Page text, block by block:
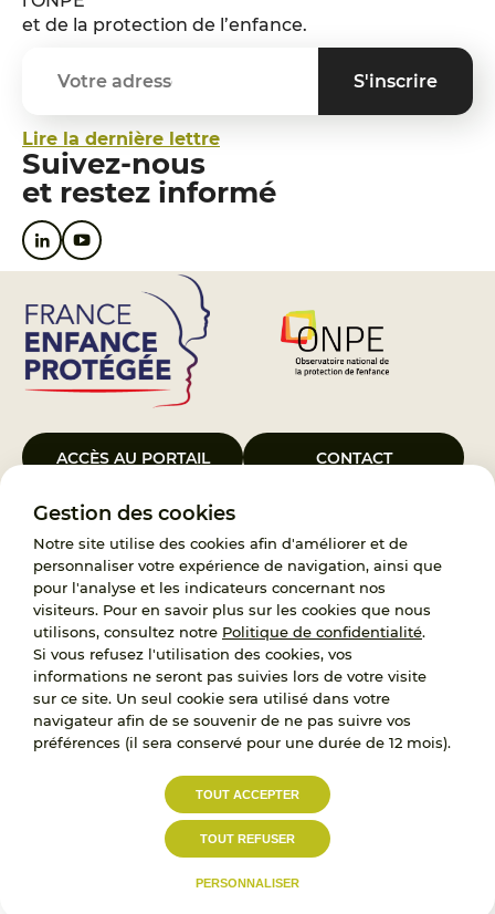
Gestion des cookies
Notre site utilise des cookies afin d'améliorer et de
personnaliser votre expérience de navigation, ainsi que
pour l'analyse et les indicateurs concernant nos
visiteurs. Pour en savoir plus sur les cookies que nous
utilisons, consultez notre Politique de confidentialité.
Si vous refusez l'utilisation des cookies, vos
informations ne seront pas suivies lors de votre visite
sur ce site. Un seul cookie sera utilisé dans votre
navigateur afin de se souvenir de ne pas suivre vos
préférences (il sera conservé pour une durée de 12 mois).
TOUT ACCEPTER
TOUT REFUSER
PERSONNALISER
et de la protection de l’enfance.
Lire la dernière lettre
Suivez-nous
et restez informé
ACCÈS AU PORTAIL CONTACT
Le Groupement d’Intérêt Public France Enfance Protégée, créé le 5
janvier 2023, a pour objet d’assurer les missions de service public du
119, d’accompagnement des adoptants et de traitement des
demandes d’accès aux origines personnelles. France Enfance
Protégée est également un observatoire et une ressource pour
l’ensemble des professionnels, ainsi qu’un appui à l’élaboration de la
politique publique à travers le soutien à l’activité des conseils
nationaux.
RECRUTEMENT
L’État, les Départements et les Associations au
service de la prévention et de la protection de
l’enfance.
partiellement conforme
Politique de
confidentialité